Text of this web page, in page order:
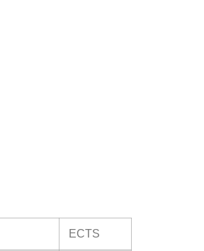
ECTS